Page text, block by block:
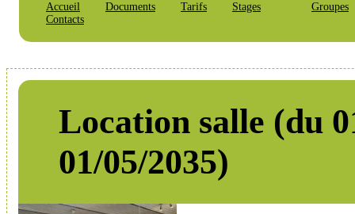
Accueil Documents Tarifs Stages
Groupes
Contacts
Location salle (du
01/05/2035)